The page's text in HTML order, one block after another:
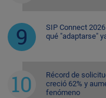
SIP Connect
qué "adaptarse"
Récord de
creció 62% y
fenómeno